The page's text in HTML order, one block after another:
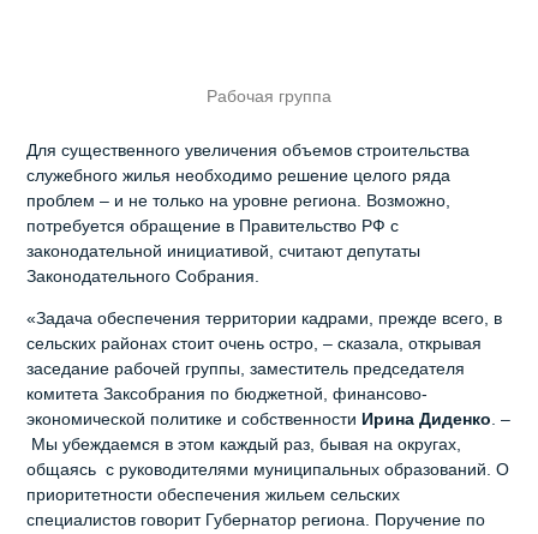
Рабочая группа
Для существенного увеличения объемов строительства
служебного жилья необходимо решение целого ряда
проблем – и не только на уровне региона. Возможно,
потребуется обращение в Правительство РФ с
законодательной инициативой, считают депутаты
Законодательного Собрания.
«Задача обеспечения территории кадрами, прежде всего, в
сельских районах стоит очень остро, – сказала, открывая
заседание рабочей группы, заместитель председателя
комитета Заксобрания по бюджетной, финансово-
экономической политике и собственности Ирина Диденко. –
Мы убеждаемся в этом каждый раз, бывая на округах,
общаясь с руководителями муниципальных образований. О
приоритетности обеспечения жильем сельских
специалистов говорит Губернатор региона. Поручение по